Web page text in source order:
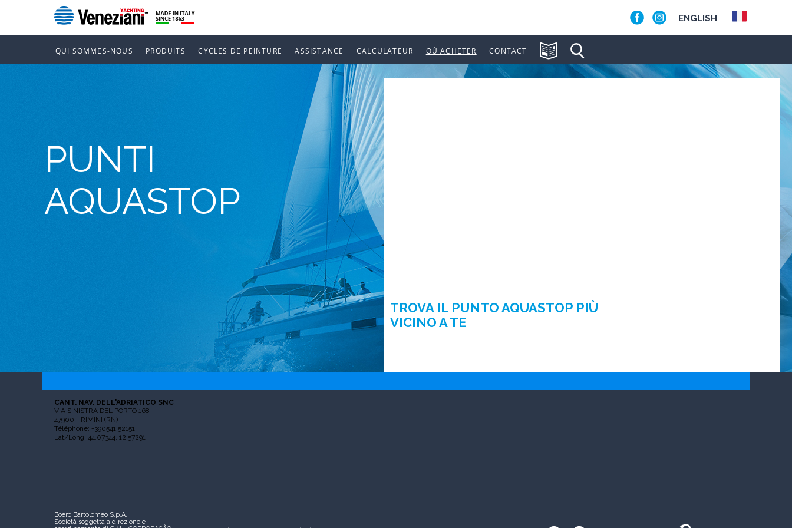
ENGLISH
QUI SOMMES-NOUS PRODUITS CYCLES DE PEINTURE ASSISTANCE CALCULATEUR OÙ ACHETER CONTACT
PUNTI
AQUASTOP
TROVA IL PUNTO AQUASTOP PIÙ
VICINO A TE
CANT. NAV. DELL'ADRIATICO SNC
VIA SINISTRA DEL PORTO 168
47900 - RIMINI (RN)
Téléphone: +390541 52151
Lat/Long: 44.07344, 12.57291
Boero Bartolomeo S.p.A.
Società soggetta a direzione e